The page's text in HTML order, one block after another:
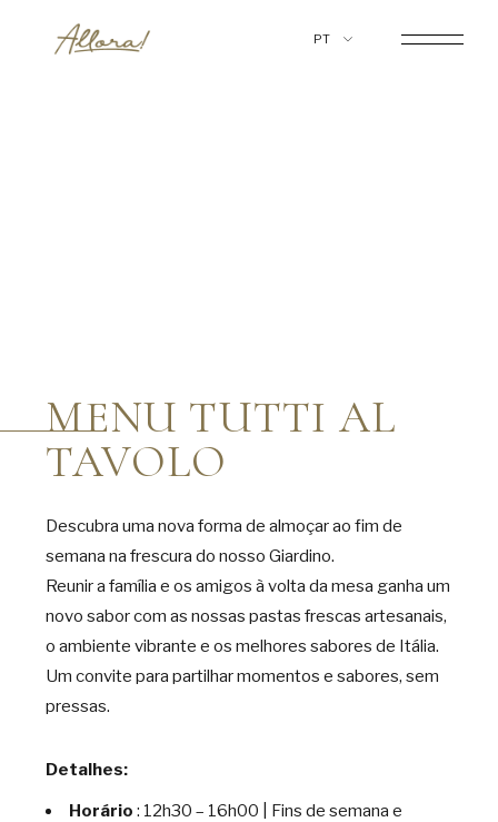
PT
MENU TUTTI AL
TAVOLO
Descubra uma nova forma de almoçar ao fim de
semana na frescura do nosso Giardino.
Reunir a família e os amigos à volta da mesa ganha um
novo sabor com as nossas pastas frescas artesanais,
o ambiente vibrante e os melhores sabores de Itália.
Um convite para partilhar momentos e sabores, sem
pressas.
Detalhes:
Horário : 12h30 – 16h00 | Fins de semana e